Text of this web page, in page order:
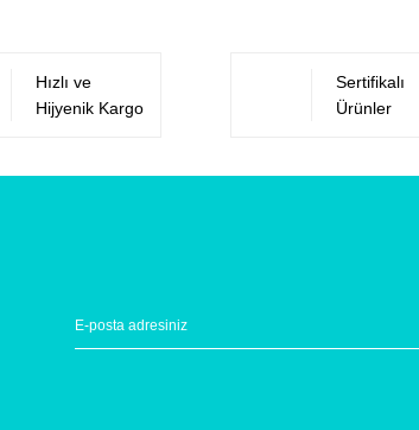
Hızlı ve
Hijyenik Kargo
Sertifikalı
Ürünler